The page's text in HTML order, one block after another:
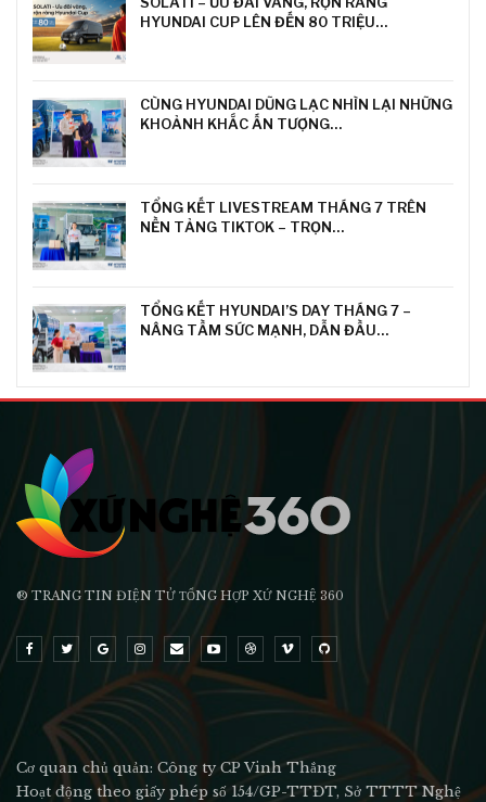
HYUNDAI CUP LÊN ĐẾN 80 TRIỆU…
CÙNG HYUNDAI DŨNG LẠC NHÌN LẠI NHỮNG
KHOẢNH KHẮC ẤN TƯỢNG…
TỔNG KẾT LIVESTREAM THÁNG 7 TRÊN
NỀN TẢNG TIKTOK – TRỌN…
TỔNG KẾT HYUNDAI’S DAY THÁNG 7 –
NÂNG TẦM SỨC MẠNH, DẪN ĐẦU…
® TRANG TIN ĐIỆN TỬ ТỔNG HỢP XỨ NGHỆ 360
Cơ quan chủ quản: Công ty CP Vinh Thắng
Hoạt động theo giấy phép số 154/GP-TTĐT, Sở TTTT Nghệ